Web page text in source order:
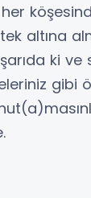
altına
ki
gibi